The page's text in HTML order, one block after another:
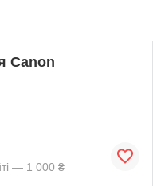
Canon
— 1 000 ₴